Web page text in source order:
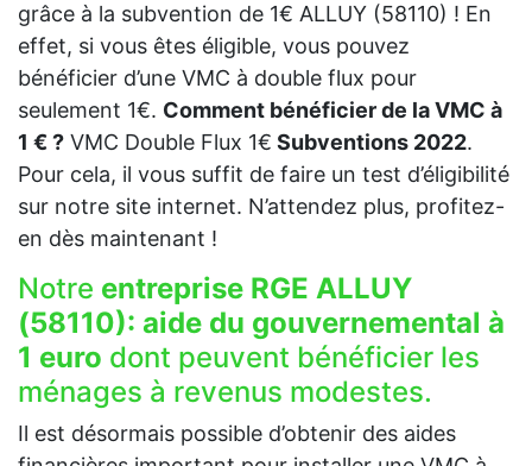
grâce à la subvention de 1€ ALLUY (58110) ! En
effet, si vous êtes éligible, vous pouvez
bénéficier d’une VMC à double flux pour
seulement 1€. Comment bénéficier de la VMC à
1 € ? VMC Double Flux 1€ Subventions 2022.
Pour cela, il vous suffit de faire un test d’éligibilité
sur notre site internet. N’attendez plus, profitez-
en dès maintenant !
Notre entreprise RGE ALLUY
(58110): aide du gouvernemental à
1 euro dont peuvent bénéficier les
ménages à revenus modestes.
Il est désormais possible d’obtenir des aides